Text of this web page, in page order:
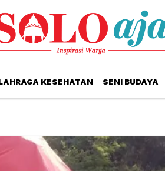
KESEHATAN SENI BUDAYA